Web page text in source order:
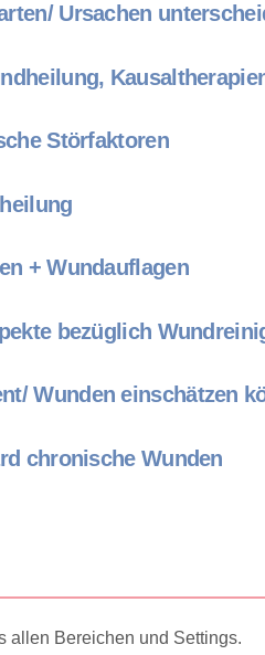
Ursachen
Störfaktoren
+ Wundauflagen
bezüglich
Wunden einschätzen
chronische Wunden
allen Bereichen und Settings.